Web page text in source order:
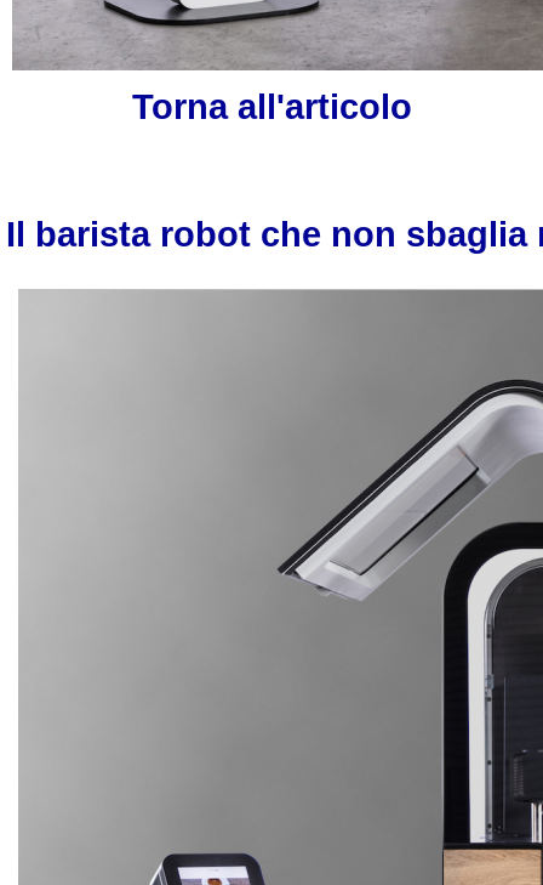
Torna all'articolo
Il barista robot che non sbaglia